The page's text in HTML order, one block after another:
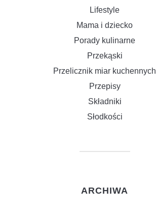
Lifestyle
Mama i dziecko
Porady kulinarne
Przekąski
Przelicznik miar kuchennych
Przepisy
Składniki
Słodkości
ARCHIWA